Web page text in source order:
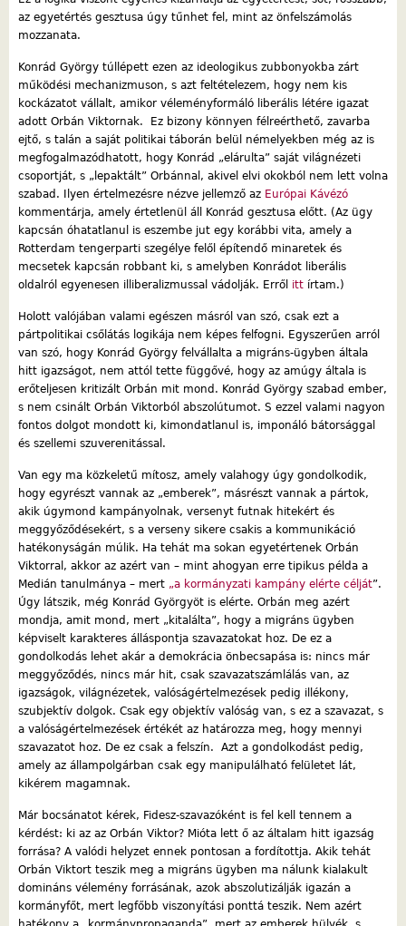
az egyetértés gesztusa úgy tűnhet fel, mint az önfelszámolás
mozzanata.
Konrád György túllépett ezen az ideologikus zubbonyokba zárt
működési mechanizmuson, s azt feltételezem, hogy nem kis
kockázatot vállalt, amikor véleményformáló liberális létére igazat
adott Orbán Viktornak. Ez bizony könnyen félreérthető, zavarba
ejtő, s talán a saját politikai táborán belül némelyekben még az is
megfogalmazódhatott, hogy Konrád „elárulta” saját világnézeti
csoportját, s „lepaktált” Orbánnal, akivel elvi okokból nem lett volna
szabad. Ilyen értelmezésre nézve jellemző az Európai Kávézó
kommentárja, amely értetlenül áll Konrád gesztusa előtt. (Az ügy
kapcsán óhatatlanul is eszembe jut egy korábbi vita, amely a
Rotterdam tengerparti szegélye felől építendő minaretek és
mecsetek kapcsán robbant ki, s amelyben Konrádot liberális
oldalról egyenesen illiberalizmussal vádolják. Erről itt írtam.)
Holott valójában valami egészen másról van szó, csak ezt a
pártpolitikai csőlátás logikája nem képes felfogni. Egyszerűen arról
van szó, hogy Konrád György felvállalta a migráns-ügyben általa
hitt igazságot, nem attól tette függővé, hogy az amúgy általa is
erőteljesen kritizált Orbán mit mond. Konrád György szabad ember,
s nem csinált Orbán Viktorból abszolútumot. S ezzel valami nagyon
fontos dolgot mondott ki, kimondatlanul is, imponáló bátorsággal
és szellemi szuverenitással.
Van egy ma közkeletű mítosz, amely valahogy úgy gondolkodik,
hogy egyrészt vannak az „emberek”, másrészt vannak a pártok,
akik úgymond kampányolnak, versenyt futnak hitekért és
meggyőződésekért, s a verseny sikere csakis a kommunikáció
hatékonyságán múlik. Ha tehát ma sokan egyetértenek Orbán
Viktorral, akkor az azért van – mint ahogyan erre tipikus példa a
Medián tanulmánya – mert „a kormányzati kampány elérte célját”.
Úgy látszik, még Konrád Györgyöt is elérte. Orbán meg azért
mondja, amit mond, mert „kitalálta”, hogy a migráns ügyben
képviselt karakteres álláspontja szavazatokat hoz. De ez a
gondolkodás lehet akár a demokrácia önbecsapása is: nincs már
meggyőződés, nincs már hit, csak szavazatszámlálás van, az
igazságok, világnézetek, valóságértelmezések pedig illékony,
szubjektív dolgok. Csak egy objektív valóság van, s ez a szavazat, s
a valóságértelmezések értékét az határozza meg, hogy mennyi
szavazatot hoz. De ez csak a felszín. Azt a gondolkodást pedig,
amely az állampolgárban csak egy manipulálható felületet lát,
kikérem magamnak.
Már bocsánatot kérek, Fidesz-szavazóként is fel kell tennem a
kérdést: ki az az Orbán Viktor? Mióta lett ő az általam hitt igazság
forrása? A valódi helyzet ennek pontosan a fordítottja. Akik tehát
Orbán Viktort teszik meg a migráns ügyben ma nálunk kialakult
domináns vélemény forrásának, azok abszolutizálják igazán a
kormányfőt, mert legfőbb viszonyítási ponttá teszik. Nem azért